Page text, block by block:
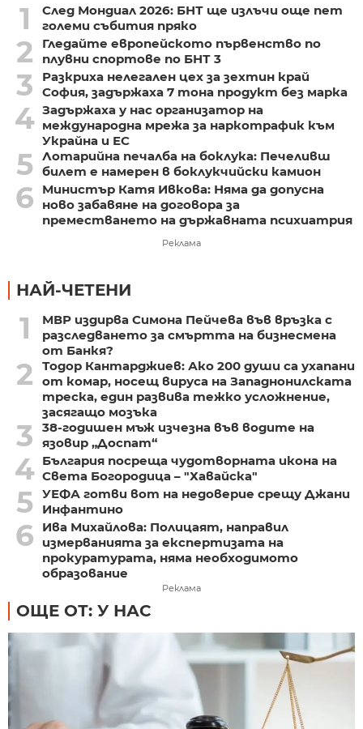
1
След Мондиал 2026: БНТ ще излъчи още пет
големи събития пряко
2
Гледайте европейското първенство по
плувни спортове по БНТ 3
3
Разкриха нелегален цех за зехтин край
София, задържаха 7 тона продукт без марка
4 Задържаха у нас организатор на
международна мрежа за наркотрафик към
Украйна и ЕС
5 Лотарийна печалба на боклука: Печеливш
билет е намерен в боклукчийски камион
6
Министър Катя Ивкова: Няма да допусна
ново забавяне на договора за
преместването на държавната психиатрия
Реклама
НАЙ-ЧЕТЕНИ
1
МВР издирва Симона Пейчева във връзка с
разследването за смъртта на бизнесмена
от Банкя?
2
Тодор Кантарджиев: Ако 200 души са ухапани
от комар, носещ вируса на Западнонилската
треска, един развива тежко усложнение,
засягащо мозъка
3
38-годишен мъж изчезна във водите на
язовир „Доспат“
4 България посреща чудотворната икона на
Света Богородица – "Хавайска"
5 УЕФА готви вот на недоверие срещу Джани
Инфантино
6
Ива Михайлова: Полицаят, направил
измерванията за експертизата на
прокуратурата, няма необходимото
образование
Реклама
ОЩЕ ОТ: У НАС